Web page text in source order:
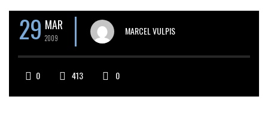
29 MAR
2009
MARCEL VULPIS
0 413 0